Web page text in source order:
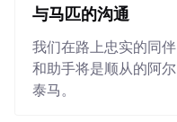
与马匹的沟通
我们在路上忠实的同伴
和助手将是顺从的阿尔
泰马。